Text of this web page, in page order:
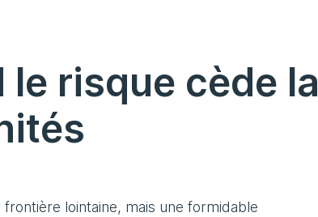
le risque cède la
frontière lointaine, mais une formidable